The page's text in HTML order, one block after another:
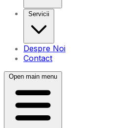
Servicii
Despre Noi
Contact
Open main menu